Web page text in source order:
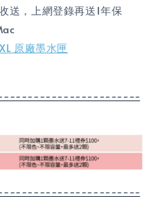
送，上網登錄再送1年保
原廠墨水匣